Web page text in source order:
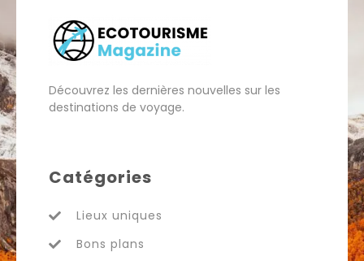
Découvrez les dernières nouvelles sur les
destinations de voyage.
Catégories
Lieux uniques
Bons plans